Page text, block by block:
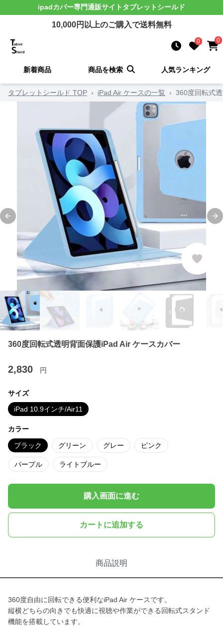
ipadカバー専門通販サイト タブレットシールド
10,000円以上のご購入で送料無料
0 0
新着商品 商品を検索 人気ランキング
タブレットシールド TOP › iPad Air ケースの一覧 › 360度回転式
Previous slide
360度回転式透明背面保護iPad Air ケースカバー
2,830 円
サイズ
iPad 10.9インチ/Air11
カラー
ブラック グリーン グレー ピンク
パープル ライトブルー
購入画面に進む
カートに追加する
商品説明
360度自由に回転できる便利なiPad Air ケースです。
縦横どちらの向きでも快適に視聴や作業ができる回転式スタンド
機能を搭載しています。